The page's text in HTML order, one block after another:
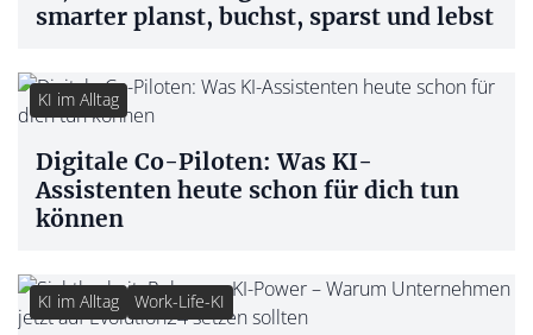
smarter planst, buchst, sparst und lebst
KI im Alltag
Digitale Co-Piloten: Was KI-
Assistenten heute schon für dich tun
können
KI im Alltag Work-Life-KI